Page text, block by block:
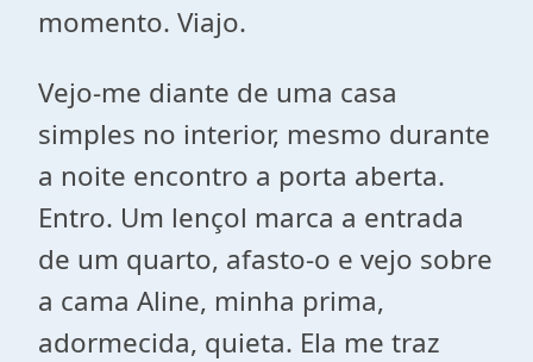
momento. Viajo.
Vejo-me diante de uma casa
simples no interior, mesmo durante
a noite encontro a porta aberta.
Entro. Um lençol marca a entrada
de um quarto, afasto-o e vejo sobre
a cama Aline, minha prima,
adormecida, quieta. Ela me traz